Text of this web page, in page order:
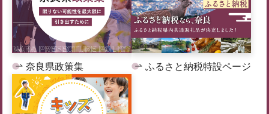
奈良県政策集 ふるさと納税特設ページ